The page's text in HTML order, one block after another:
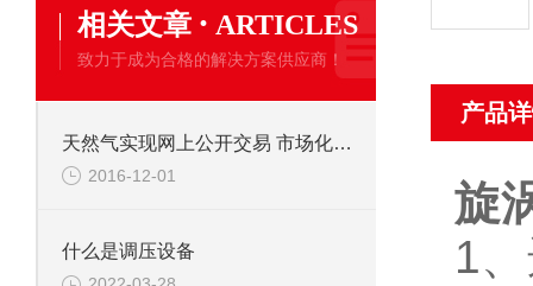
相关文章 · ARTICLES
致力于成为合格的解决方案供应商！
天然气实现网上公开交易 市场化改革再下一城
2016-12-01
什么是调压设备
产品
旋
1